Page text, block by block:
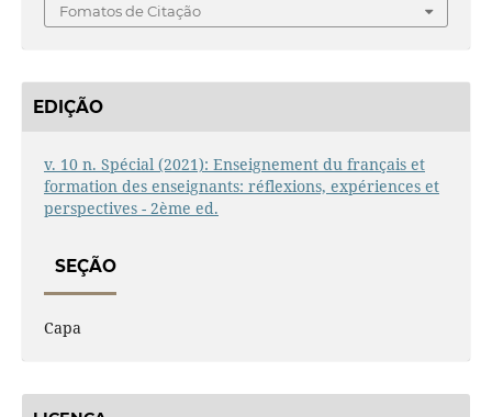
Fomatos de Citação
EDIÇÃO
v. 10 n. Spécial (2021): Enseignement du français et
formation des enseignants: réflexions, expériences et
perspectives - 2ème ed.
SEÇÃO
Capa